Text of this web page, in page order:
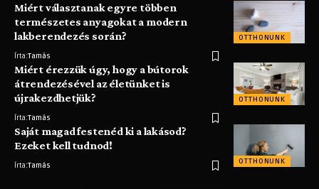
OTTHONUNK
Miért választanak egyre többen
természetes anyagokat a modern
lakberendezés során?
Írta:Tamás
OTTHONUNK
Miért érezzük úgy, hogy a bútorok
átrendezésével az életünket is
újrakezdhetjük?
Írta:Tamás
OTTHONUNK
Saját magad festenéd ki a lakásod?
Ezeket kell tudnod!
Írta:Tamás